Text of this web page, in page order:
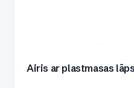
Airis ar plastmasas